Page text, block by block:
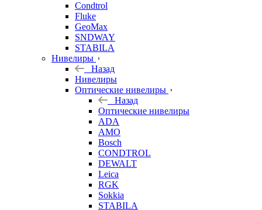
Condtrol
Fluke
GeoMax
SNDWAY
STABILA
Нивелиры
Назад
Нивелиры
Оптические нивелиры
Назад
Оптические нивелиры
ADA
AMO
Bosch
CONDTROL
DEWALT
Leica
RGK
Sokkia
STABILA